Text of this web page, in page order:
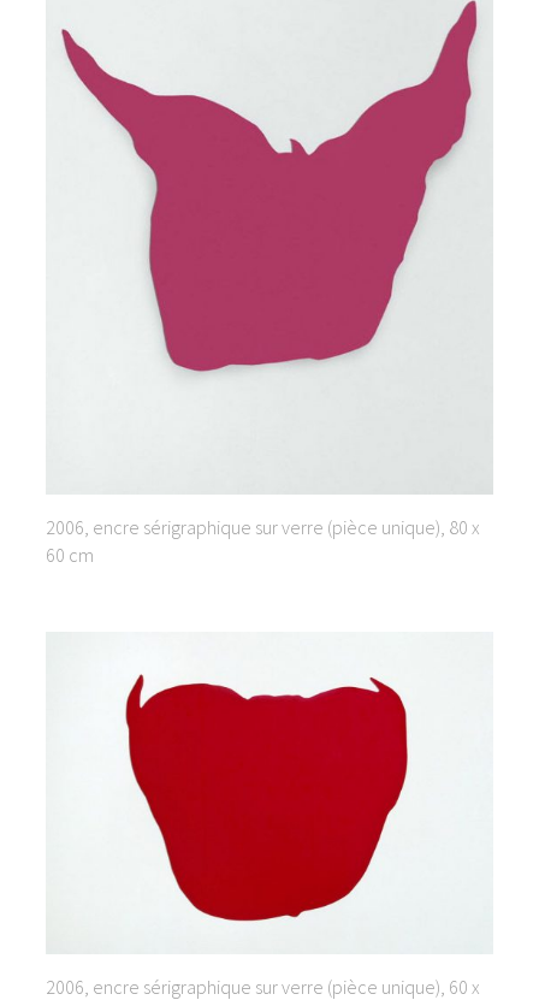
2006, encre sérigraphique sur verre (pièce unique), 80 x
60 cm
2006, encre sérigraphique sur verre (pièce unique), 60 x